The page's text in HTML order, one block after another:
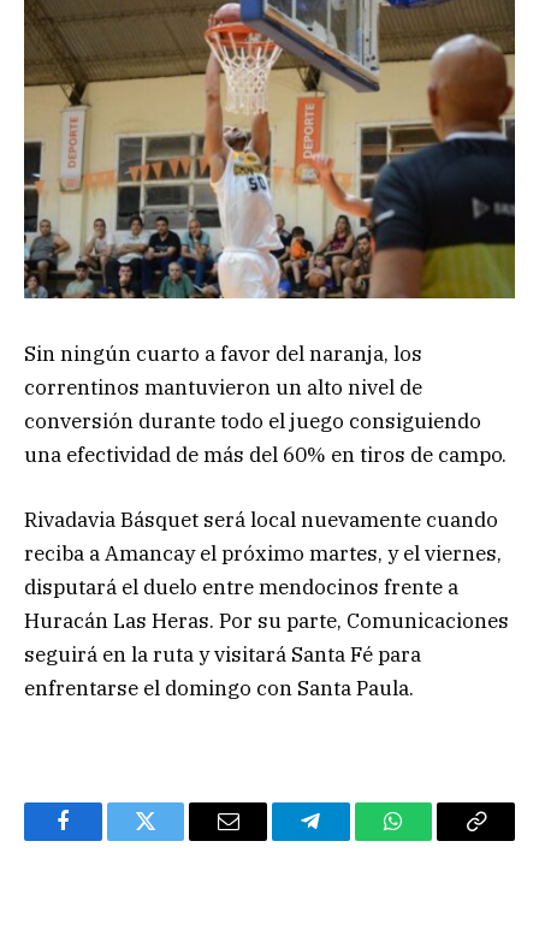
Sin ningún cuarto a favor del naranja, los
correntinos mantuvieron un alto nivel de
conversión durante todo el juego consiguiendo
una efectividad de más del 60% en tiros de campo.
Rivadavia Básquet será local nuevamente cuando
reciba a Amancay el próximo martes, y el viernes,
disputará el duelo entre mendocinos frente a
Huracán Las Heras. Por su parte, Comunicaciones
seguirá en la ruta y visitará Santa Fé para
enfrentarse el domingo con Santa Paula.
FacebookTwitter Email TelegramWhatsAppCopy